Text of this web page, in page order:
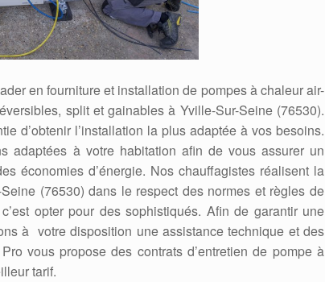
en fourniture et installation de pompes à chaleur air-
split et gainables à Yville-Sur-Seine (76530).
d’obtenir l’installation la plus adaptée à vos besoins.
adaptées à votre habitation afin de vous assurer un
économies d’énergie. Nos chauffagistes réalisent la
(76530) dans le respect des normes et règles de
opter pour des sophistiqués. Afin de garantir une
à votre disposition une assistance technique et des
vous propose des contrats d’entretien de pompe à
tarif.